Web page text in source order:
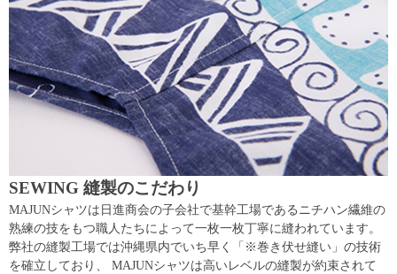
SEWING 縫製のこだわり
MAJUNシャツは日進商会の子会社で基幹工場であるニチハン繊維の
熟練の技をもつ職人たちによって一枚一枚丁寧に縫われています。
弊社の縫製工場では沖縄県内でいち早く「※巻き伏せ縫い」の技術
を確立しており、 MAJUNシャツは高いレベルの縫製が約束されて